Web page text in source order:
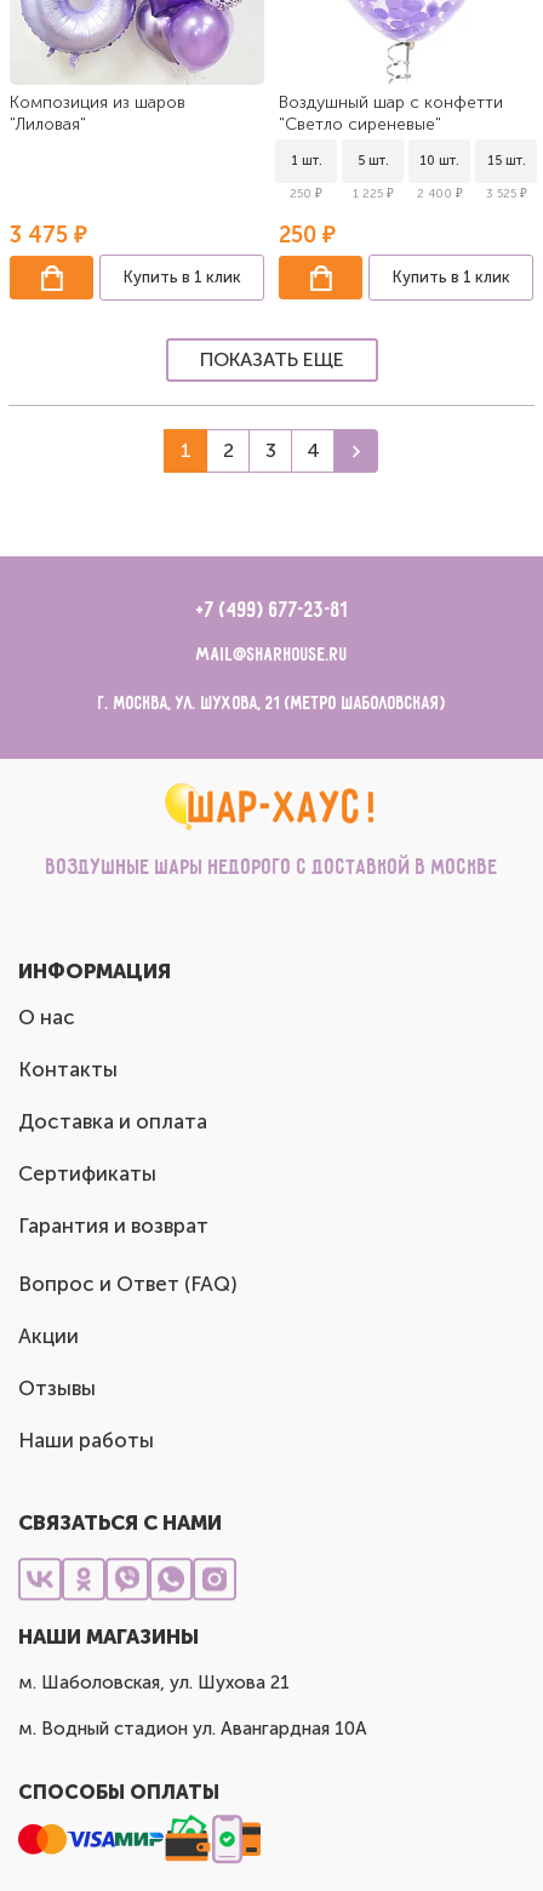
Композиция из шаров
"Лиловая"
3 475 ₽
Купить в 1 клик
Воздушный шар с конфетти
"Светло сиреневые"
1 шт.
250 ₽
5 шт.
1 225 ₽
10 шт.
2 400 ₽
15 шт.
3 525 ₽
250 ₽
Купить в 1 клик
ПОКАЗАТЬ ЕЩЕ
1 2 3 4
+7 (499) 677-23-81
mail@sharhouse.ru
г. Москва, ул. Шухова, 21 (метро Шаболовская)
Воздушные шары недорого с доставкой в Москве
ИНФОРМАЦИЯ
О нас
Контакты
Доставка и оплата
Сертификаты
Гарантия и возврат
Вопрос и Ответ (FAQ)
Акции
Отзывы
Наши работы
СВЯЗАТЬСЯ С НАМИ
НАШИ МАГАЗИНЫ
м. Шаболовская, ул. Шухова 21
м. Водный стадион ул. Авангардная 10А
СПОСОБЫ ОПЛАТЫ